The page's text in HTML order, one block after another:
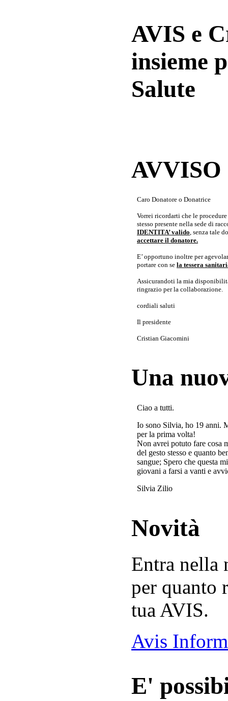
AVIS e
insieme
Salute
Caro Donatore o Donatrice
Vorrei ricordarti che le
stesso presente nella sede di
IDENTITA’ valido, senza tale
accettare il donatore.
E’ opportuno inoltre per
portare con se la tessera
Assicurandoti la mia
ringrazio per la collaborazione.
cordiali saluti
Il presidente
Cristian Giacomini
Una
Ciao a tutti.
Io sono Silvia, ho 19 anni.
per la prima volta!
Non avrei potuto fare cosa
del gesto stesso e quanto
sangue; Spero che questa
giovani a farsi a vanti e
Silvia Zilio
Novità
Entra nella
per quanto
tua AVIS.
Avis
E'